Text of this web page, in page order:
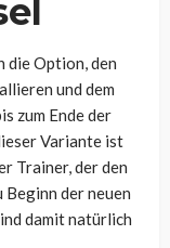
die Option, den
und dem
zum Ende der
Variante ist
Trainer, der den
der neuen
damit natürlich